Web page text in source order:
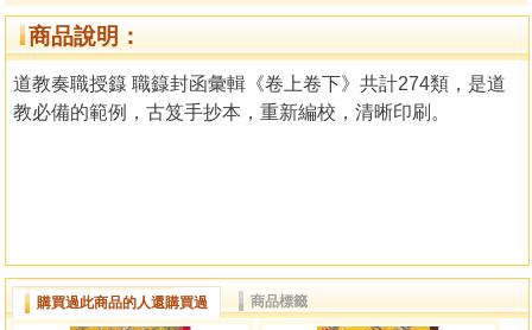
商品說明：
道教奏職授籙 職籙封函彙輯《卷上卷下》共計274類，是道
教必備的範例，古笈手抄本，重新編校，清晰印刷。
購買過此商品的人還購買過 商品標籤